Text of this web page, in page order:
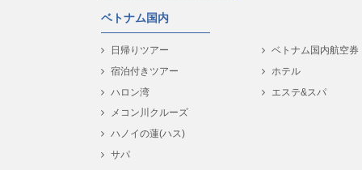
ベトナム国内
日帰りツアー
宿泊付きツアー
ハロン湾
メコン川クルーズ
ハノイの蓮(ハス)
サパ
ベトナム国内航空券
ホテル
エステ&スパ